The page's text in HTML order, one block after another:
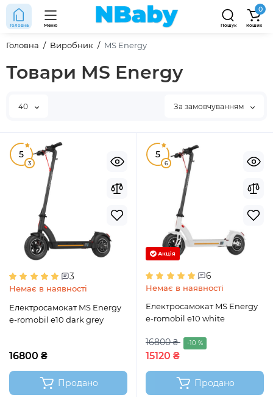
Головна Меню Пошук
0
Кошик
Головна Виробник MS Energy
Товари MS Energy
40 За замовчуванням
5
3
3
Немає в наявності
Електросамокат MS Energy
e-romobil e10 dark grey
16800 ₴
Продано
5
6
Акція
6
Немає в наявності
Електросамокат MS Energy
e-romobil e10 white
16800 ₴ -10 %
15120 ₴
Продано